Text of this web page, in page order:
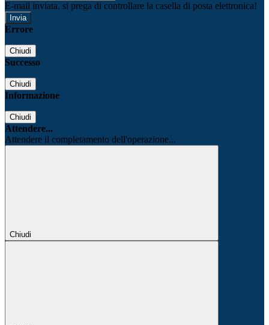
E-mail inviata, si prega di controllare la casella di posta elettronica!
Errore
Chiudi
Successo
Chiudi
Informazione
Chiudi
Attendere...
Attendere il completamento dell'operazione...
Chiudi